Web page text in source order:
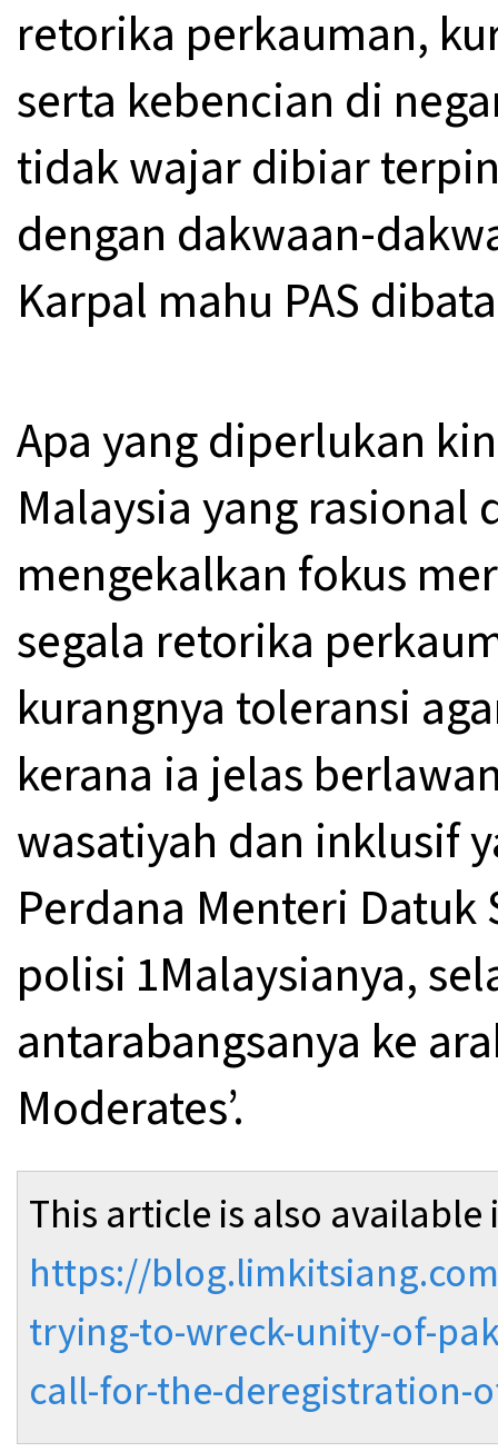
retorika perkauman,
serta kebencian di
tidak wajar dibiar
dengan dakwaan-
Karpal mahu PAS
Apa yang diperlukan
Malaysia yang
mengekalkan fokus
segala retorika
kurangnya toleransi
kerana ia jelas
wasatiyah dan inklusif
Perdana Menteri
polisi 1Malaysianya,
antarabangsanya ke
Moderates’.
This article is also available
https://
trying-to-wreck-unity-of-
call-for-the-deregistration-